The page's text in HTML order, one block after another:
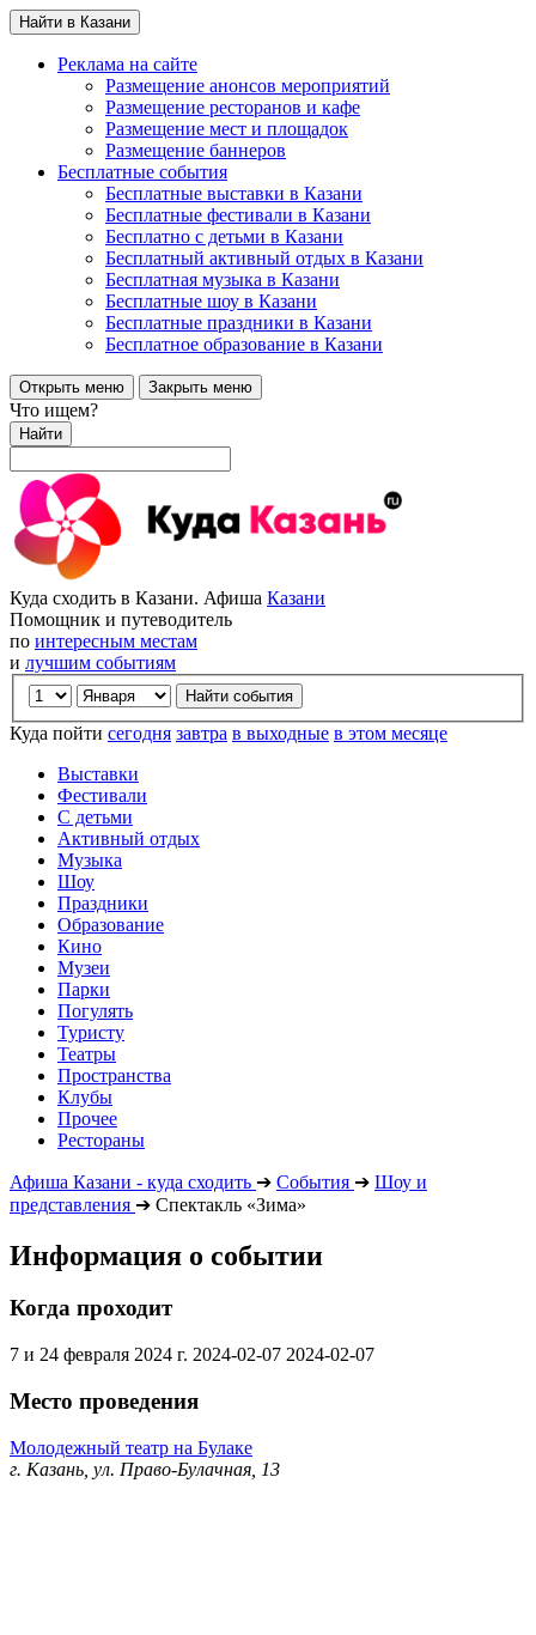
Найти в Казани
Реклама на сайте
Размещение анонсов мероприятий
Размещение ресторанов и кафе
Размещение мест и площадок
Размещение баннеров
Бесплатные события
Бесплатные выставки в Казани
Бесплатные фестивали в Казани
Бесплатно с детьми в Казани
Бесплатный активный отдых в Казани
Бесплатная музыка в Казани
Бесплатные шоу в Казани
Бесплатные праздники в Казани
Бесплатное образование в Казани
Открыть меню Закрыть меню
Что ищем?
Найти
Куда сходить в Казани. Афиша Казани
Помощник и путеводитель
по интересным местам
и лучшим событиям
Куда пойти сегодня завтра в выходные в этом месяце
Выставки
Фестивали
С детьми
Активный отдых
Музыка
Шоу
Праздники
Образование
Кино
Музеи
Парки
Погулять
Туристу
Театры
Пространства
Клубы
Прочее
Рестораны
Афиша Казани - куда сходить ➔ События ➔ Шоу и
представления ➔ Спектакль «Зима»
Информация о событии
Когда проходит
7 и 24 февраля 2024 г. 2024-02-07 2024-02-07
Место проведения
Молодежный театр на Булаке
г. Казань, ул. Право-Булачная, 13